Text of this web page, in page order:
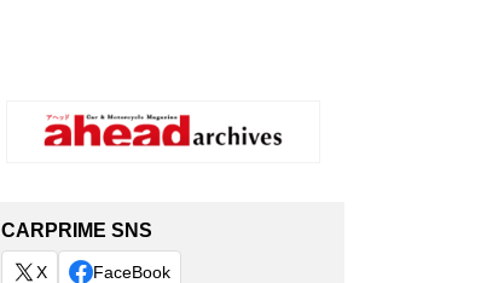
CARPRIME SNS
X FaceBook